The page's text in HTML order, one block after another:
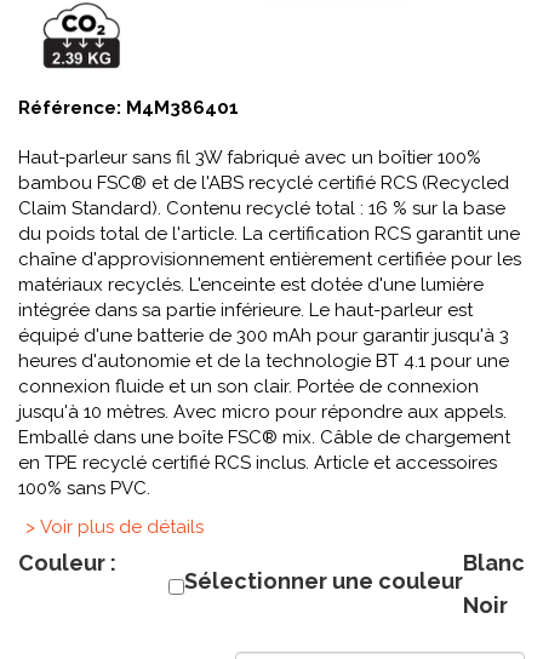
Référence: M4M386401
Haut-parleur sans fil 3W fabriqué avec un boîtier 100%
bambou FSC® et de l'ABS recyclé certifié RCS (Recycled
Claim Standard). Contenu recyclé total : 16 % sur la base
du poids total de l'article. La certification RCS garantit une
chaîne d'approvisionnement entièrement certifiée pour les
matériaux recyclés. L'enceinte est dotée d'une lumière
intégrée dans sa partie inférieure. Le haut-parleur est
équipé d'une batterie de 300 mAh pour garantir jusqu'à 3
heures d'autonomie et de la technologie BT 4.1 pour une
connexion fluide et un son clair. Portée de connexion
jusqu'à 10 mètres. Avec micro pour répondre aux appels.
Emballé dans une boîte FSC® mix. Câble de chargement
en TPE recyclé certifié RCS inclus. Article et accessoires
100% sans PVC.
> Voir plus de détails
Couleur :
Sélectionner une couleur
Blanc
Noir